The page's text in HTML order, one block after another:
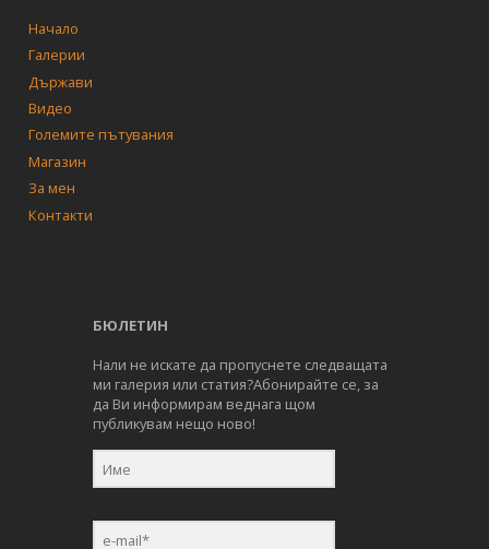
Начало
Галерии
Държави
Видео
Големите пътувания
Магазин
За мен
Контакти
БЮЛЕТИН
Нали не искате да пропуснете следващата
ми галерия или статия?Абонирайте се, за
да Ви информирам веднага щом
публикувам нещо ново!